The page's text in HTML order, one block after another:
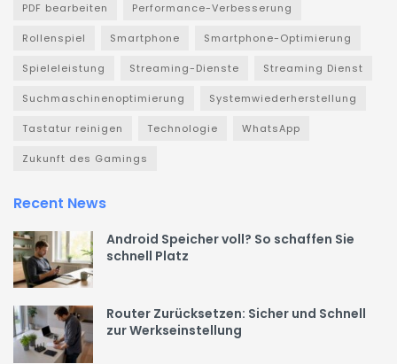
PDF bearbeiten Performance-Verbesserung
Rollenspiel Smartphone Smartphone-Optimierung
Spieleleistung Streaming-Dienste Streaming Dienst
Suchmaschinenoptimierung Systemwiederherstellung
Tastatur reinigen Technologie WhatsApp
Zukunft des Gamings
Recent News
Android Speicher voll? So schaffen Sie
schnell Platz
Router Zurücksetzen: Sicher und Schnell
zur Werkseinstellung